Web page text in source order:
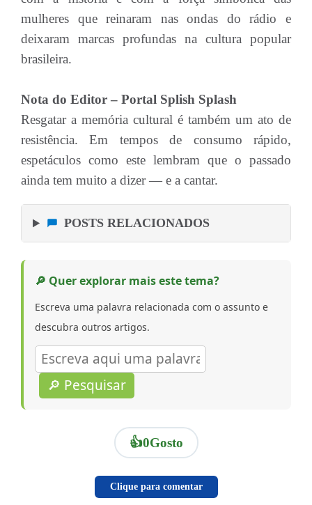
mulheres que reinaram nas ondas do rádio e
deixaram marcas profundas na cultura popular
brasileira.
Nota do Editor – Portal Splish Splash
Resgatar a memória cultural é também um ato de
resistência. Em tempos de consumo rápido,
espetáculos como este lembram que o passado
ainda tem muito a dizer — e a cantar.
POSTS RELACIONADOS
🔎 Quer explorar mais este tema?
Escreva uma palavra relacionada com o assunto e
descubra outros artigos.
🔎 Pesquisar
👍0Gosto
Clique para comentar